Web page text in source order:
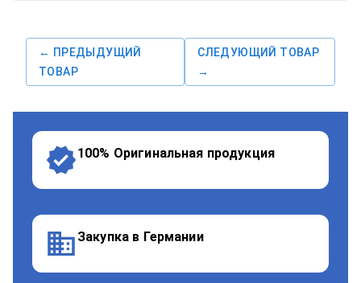
← ПРЕДЫДУЩИЙ
ТОВАР
СЛЕДУЮЩИЙ ТОВАР
→
100% Оригинальная продукция
Закупка в Германии